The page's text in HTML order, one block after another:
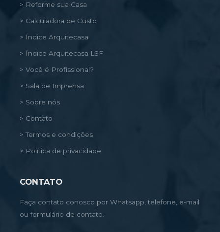
> Reforme sua Casa
> Calculadora de Custo
> Índice Arquitecasa
> Índice Arquitecasa LSF
> Você é Profissional?
> Sala de Imprensa
> Sobre nós
> Contato
> Termos e condições
> Política de privacidade
CONTATO
Faça contato conosco por Whatsapp, telefone, e-mail
ou formulário de contato.